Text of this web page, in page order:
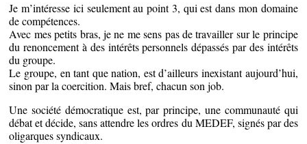
Je m’intéresse ici seulement au point 3, qui est dans mon domaine
de compétences.
Avec mes petits bras, je ne me sens pas de travailler sur le principe
du renoncement à des intérêts personnels dépassés par des intérêts
du groupe.
Le groupe, en tant que nation, est d’ailleurs inexistant aujourd’hui,
sinon par la coercition. Mais bref, chacun son job.
Une société démocratique est, par principe, une communauté qui
débat et décide, sans attendre les ordres du MEDEF, signés par des
oligarques syndicaux.